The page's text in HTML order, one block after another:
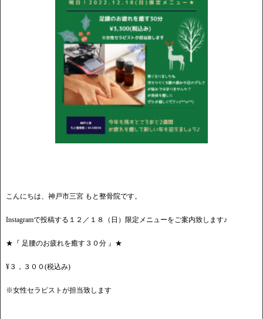
こんにちは、神戸市三宮 もと整骨院です。
Instagramで投稿する１２／１８（日）限定メニューをご案内致します♪
★『 足腰のお疲れを癒す３０分 』★
¥３，３００(税込み)
※女性セラピストが担当致します